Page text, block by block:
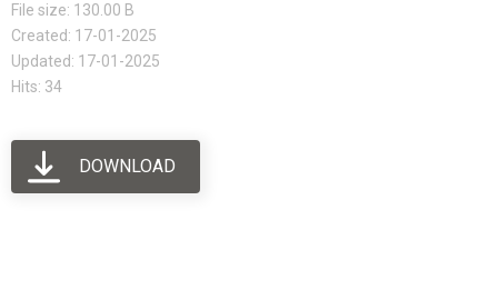
File size: 130.00 B
Created: 17-01-2025
Updated: 17-01-2025
Hits: 34
DOWNLOAD